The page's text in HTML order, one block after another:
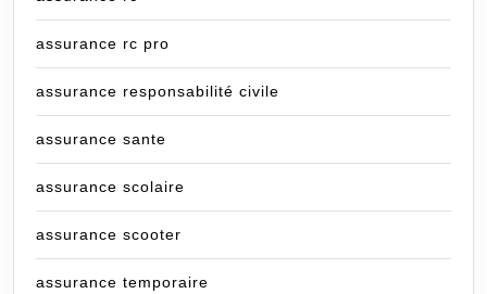
assurance rc pro
assurance responsabilité civile
assurance sante
assurance scolaire
assurance scooter
assurance temporaire